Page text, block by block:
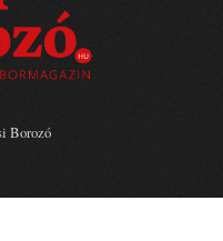
Borozó